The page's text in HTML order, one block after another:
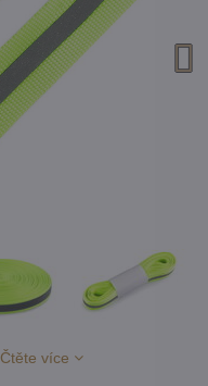
Čtěte více